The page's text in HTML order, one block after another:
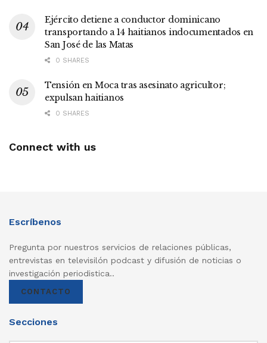
Ejército detiene a conductor dominicano
transportando a 14 haitianos indocumentados en
San José de las Matas
0 SHARES
Tensión en Moca tras asesinato agricultor;
expulsan haitianos
0 SHARES
Connect with us
Escríbenos
Pregunta por nuestros servicios de relaciones públicas,
entrevistas en televisilón podcast y difusión de noticias o
investigación periodistica..
CONTACTO
Secciones